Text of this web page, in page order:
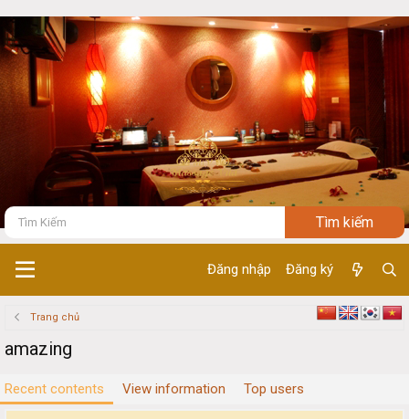
Đăng nhập Đăng ký
Trang chủ
amazing
Recent contents View information Top users